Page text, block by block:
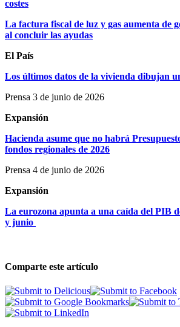
costes
La factura fiscal de luz y gas aumenta de
al concluir las ayudas
El País
Los últimos datos de la vivienda dibujan
Prensa 3 de junio de 2026
Expansión
Hacienda asume que no habrá
fondos regionales de 2026
Prensa 4 de junio de 2026
Expansión
La eurozona apunta a una caída del PIB
y junio
Comparte este artículo